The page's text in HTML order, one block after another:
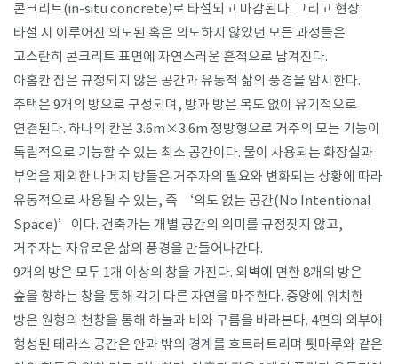
콘크리트(in-situ concrete)로 타설되고 마감된다. 그리고 현장
타설 시 이루어진 의도된 혹은 의도하지 않았던 모든 과정들은
고스란히 콘크리트 표면에 자연스러운 흔적으로 남겨진다.
아홉칸 집은 규정되지 않은 공간과 유동적 삶의 풍경을 암시한다.
주택은 9개의 방으로 구성되며, 방과 방은 복도 없이 유기적으로
연결된다. 하나의 칸은 3.6m×3.6m 정방형으로 거주의 모든 기능이
독립적으로 기능할 수 있는 최소 공간이다. 물이 사용되는 화장실과
부엌을 제외한 나머지 방들은 거주자의 필요와 변화되는 상황에 따라
유동적으로 사용될 수 있는, 즉 ‘의도 없는 공간(No Intentional
Space)’이다. 건축가는 개별 공간의 의미를 규정짓지 않고,
거주자는 자유로운 삶의 풍경을 만들어나간다.
9개의 방은 모두 1개 이상의 창을 가진다. 외벽에 면한 8개의 방은
숲을 향하는 창을 통해 각기 다른 자연을 마주한다. 중앙에 위치한
방은 원형의 천창을 통해 하늘과 비와 구름을 바라본다. 4면의 외부에
형성된 테라스 공간은 안과 밖의 경계를 흐트러트리며 툇마루와 같은